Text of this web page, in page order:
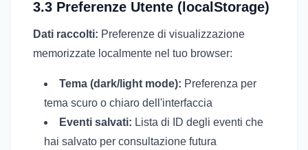
3.3 Preferenze Utente (localStorage)
Dati raccolti: Preferenze di visualizzazione
memorizzate localmente nel tuo browser:
Tema (dark/light mode): Preferenza per
tema scuro o chiaro dell'interfaccia
Eventi salvati: Lista di ID degli eventi che
hai salvato per consultazione futura